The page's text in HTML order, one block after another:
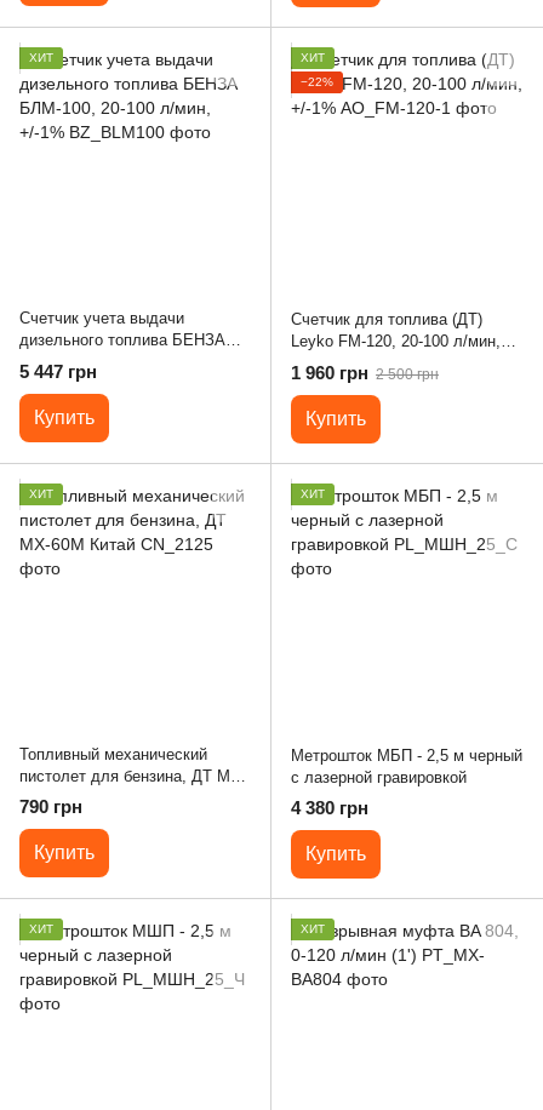
ХИТ
Счетчик учета выдачи
дизельного топлива БЕНЗА
БЛМ-100, 20-100 л/мин, +/-1%
5 447 грн
Купить
ХИТ
−22%
Счетчик для топлива (ДТ)
Leyko FM-120, 20-100 л/мин,
+/-1%
1 960 грн 2 500 грн
Купить
ХИТ
Топливный механический
пистолет для бензина, ДТ MX-
60M Китай
790 грн
Купить
ХИТ
Метрошток МБП - 2,5 м черный
с лазерной гравировкой
4 380 грн
Купить
ХИТ ХИТ